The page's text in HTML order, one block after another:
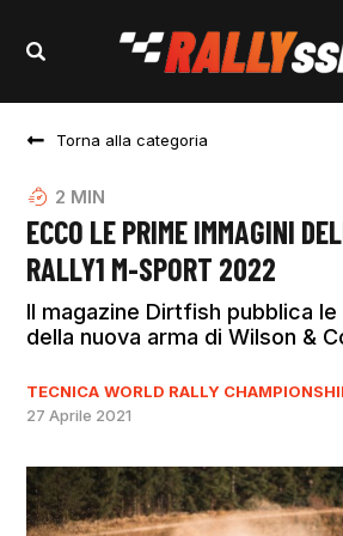
Torna alla categoria
2 MIN
ECCO LE PRIME IMMAGINI
RALLY1 M-SPORT 2022
Il magazine Dirtfish pubblica
della nuova arma di Wilson &
TECNICA WORLD RALLY
27 Aprile 2021